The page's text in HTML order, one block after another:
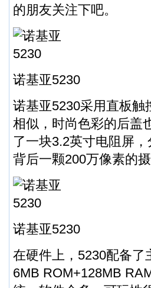
的朋友关注下吧。
诺基亚5230
诺基亚5230采用直板触
相似，时尚色彩的后盖
了一块3.2英寸电阻屏
背后一颗200万像素的
诺基亚5230
在硬件上，5230配备了
6MB ROM+128MB